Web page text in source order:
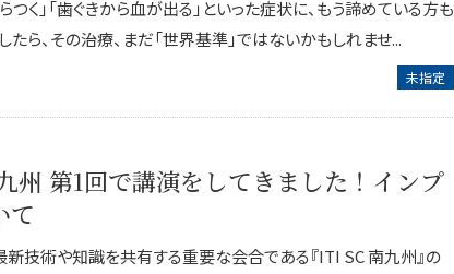
く」「歯ぐきから血が出る」といった症状に、もう諦めている方も
たら、その治療、まだ「世界基準」ではないかもしれませ...
未指定
州 第1回で講演をしてきました！インプ
て
技術や知識を共有する重要な会合である『ITI SC 南九州』の